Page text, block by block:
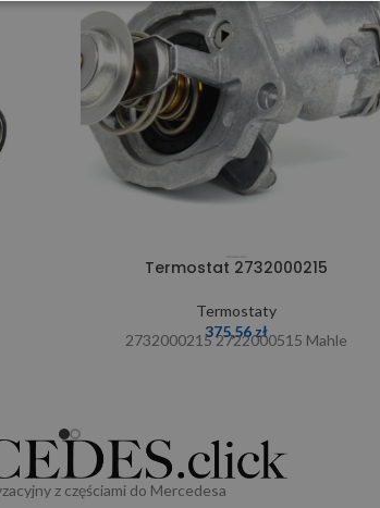
Termostat 2732000215
Termostaty
375,56zł
2732000215 2722000515 Mahle
z częściami do Mercedesa